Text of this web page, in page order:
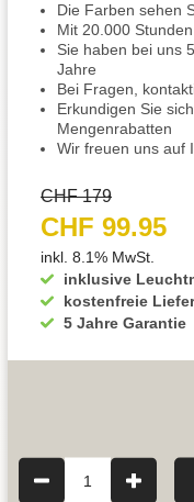
Die Farben sehen
Mit 20.000
Sie haben bei uns
Jahre
Bei Fragen,
Erkundigen Sie
Mengenrabatten
Wir freuen uns auf
inklusive
kostenfreie
5 Jahre Garantie
CHF 179
CHF 99.95
inkl. 8.1% MwSt.
1